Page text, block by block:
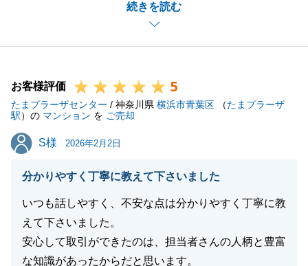
続きを読む
の場を借りて御礼をさせて頂きます。
ご相談から取引完了まで、私の至らない点により、ご
心労をかけてしまったと存じますが、大事なご資産の
今後に関してもご不明点含め、お気軽にご相談頂けれ
ばと存じます。
お客様評価 5
たまプラーザセンター / 神奈川県 横浜市青葉区 （たまプラーザ
駅）の マンション を ご売却
S様
S様 2026年2月2日
分かりやすく丁寧に教えて下さいました
いつも話しやすく、不安な点は分かりやすく丁寧に教
えて下さいました。
安心して取引ができたのは、担当者さんの人柄と豊富
な知識があったからだと思います。